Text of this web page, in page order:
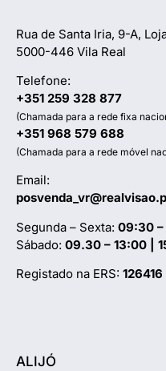
Rua de Santa Iria, 9-A,
5000-446 Vila Real
Telefone:
+351 259 328 877
(Chamada para a rede fixa
+351 968 579 688
(Chamada para a rede móvel
Email:
Segunda – Sexta: 09:30 –
Sábado: 09.30 – 13:00 |
Registado na ERS: 126416
ALIJÓ